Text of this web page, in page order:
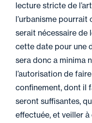
lecture stricte de
l’urbanisme pourrait
serait nécessaire de
cette date pour une
sera donc a minima
l’autorisation de
confinement, dont il
seront suffisantes,
effectuée, et veiller à